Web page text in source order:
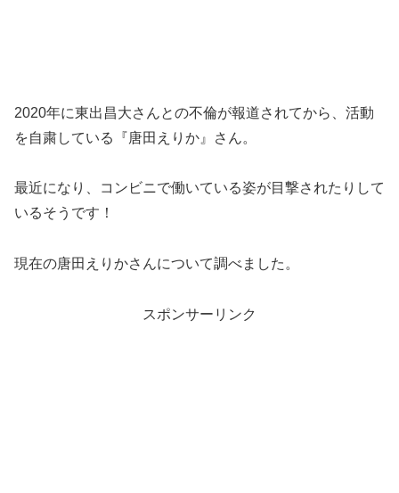
2020年に東出昌大さんとの不倫が報道されてから、活動
を自粛している『唐田えりか』さん。
最近になり、コンビニで働いている姿が目撃されたりして
いるそうです！
現在の唐田えりかさんについて調べました。
スポンサーリンク